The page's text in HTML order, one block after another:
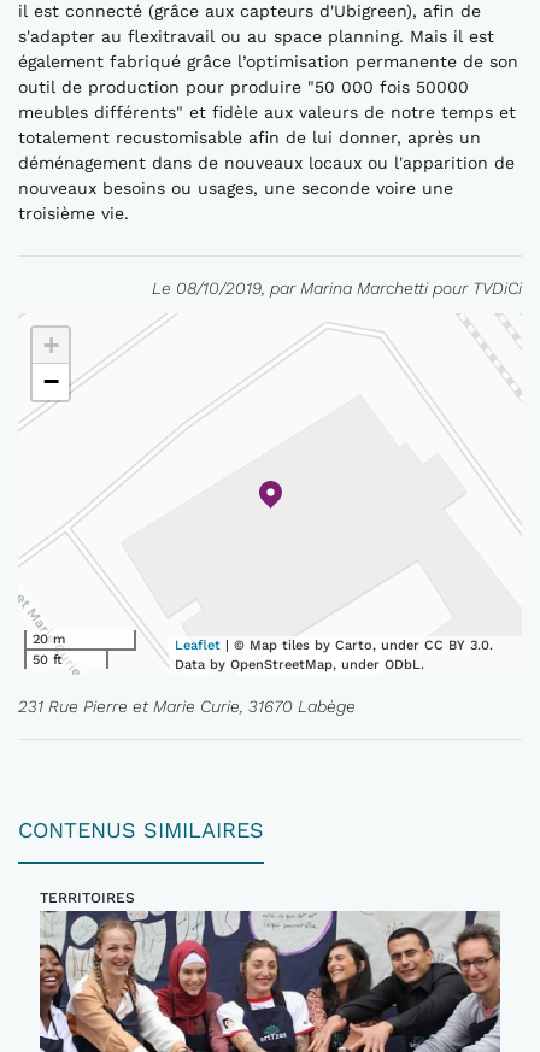
il est connecté (grâce aux capteurs d'Ubigreen), afin de
s'adapter au flexitravail ou au space planning. Mais il est
également fabriqué grâce l’optimisation permanente de son
outil de production pour produire "50 000 fois 50000
meubles différents" et fidèle aux valeurs de notre temps et
totalement recustomisable afin de lui donner, après un
déménagement dans de nouveaux locaux ou l'apparition de
nouveaux besoins ou usages, une seconde voire une
troisième vie.
Le 08/10/2019, par Marina Marchetti pour TVDiCi
+
−
20 m
50 ft
Leaflet | © Map tiles by Carto, under CC BY 3.0.
Data by OpenStreetMap, under ODbL.
231 Rue Pierre et Marie Curie, 31670 Labège
CONTENUS SIMILAIRES
TERRITOIRES